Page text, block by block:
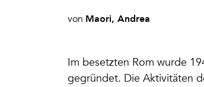
von Maori, Andrea
Im besetzten Rom wurde
gegründet. Die Aktivitäten